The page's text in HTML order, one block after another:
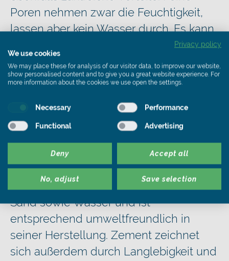
Poren nehmen zwar die Feuchtigkeit,
lassen aber kein Wasser durch. Es kann
also nicht in Ihr Haus regnen. Mit der
Tonmineralmasse Engobe oder
anderen Glasuren können Sie diese
wasserundurchlässiger und
schmutzabweisender machen.
Zement:Auch Zement weist
ökologische Stärken auf. Das Material
besteht aus mit Quarz angereichertem
Sand sowie Wasser und ist
entsprechend umweltfreundlich in
seiner Herstellung. Zement zeichnet
sich außerdem durch Langlebigkeit und
Privacy policy
We use cookies
We may place these for analysis of our visitor data, to improve our website,
show personalised content and to give you a great website experience. For
more information about the cookies we use open the settings.
Necessary Performance
Functional Advertising
Deny Accept all
No, adjust Save selection